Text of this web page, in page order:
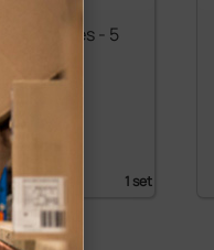
électrodes - 5
1 set